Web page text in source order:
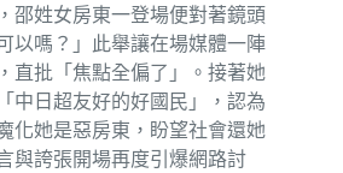
邵姓女房東一登場便對著鏡頭
以嗎？」此舉讓在場媒體一陣
直批「焦點全偏了」。接著她
中日超友好的好國民」，認為
化她是惡房東，盼望社會還她
與誇張開場再度引爆網路討